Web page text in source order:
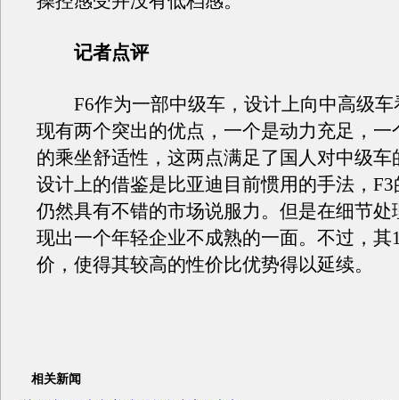
记者点评
F6作为一部中级车，设计上向中高级车
现有两个突出的优点，一个是动力充足，一
的乘坐舒适性，这两点满足了国人对中级车
设计上的借鉴是比亚迪目前惯用的手法，
仍然具有不错的市场说服力。但是在细节处
现出一个年轻企业不成熟的一面。不过，其
价，使得其较高的性价比优势得以延续。
相关新闻